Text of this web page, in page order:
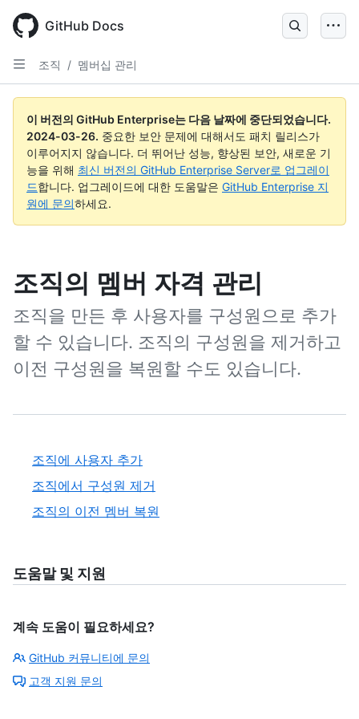
main
content
GitHub Docs
조직 / 멤버십 관리
이 버전의 GitHub Enterprise는 다음 날짜에 중단되었습니다.
2024-03-26. 중요한 보안 문제에 대해서도 패치 릴리스가
이루어지지 않습니다. 더 뛰어난 성능, 향상된 보안, 새로운 기
능을 위해 최신 버전의 GitHub Enterprise Server로 업그레이
드합니다. 업그레이드에 대한 도움말은 GitHub Enterprise 지
원에 문의하세요.
조직의 멤버 자격 관리
조직을 만든 후 사용자를 구성원으로 추가
할 수 있습니다. 조직의 구성원을 제거하고
이전 구성원을 복원할 수도 있습니다.
조직에 사용자 추가
조직에서 구성원 제거
조직의 이전 멤버 복원
도움말 및 지원
계속 도움이 필요하세요?
GitHub 커뮤니티에 문의
고객 지원 문의